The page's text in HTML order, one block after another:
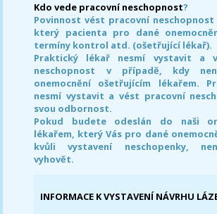
Kdo vede pracovní neschopnost?
Povinnost vést pracovní
který pacienta pro dané
termíny kontrol atd. (ošetřující lékař).
Praktický lékař nesmí vystavit a
neschopnost v případě, kdy
onemocnění ošetřujícím lékařem.
nesmí vystavit a vést pracovní
svou odbornost.
Pokud budete odeslán do naši
lékařem, který Vás pro dané
kvůli vystavení neschopenky,
vyhovět.
INFORMACE K VYSTAVENÍ NÁVRHU